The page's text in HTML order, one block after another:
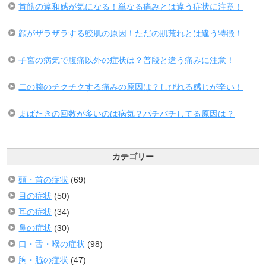
首筋の違和感が気になる！単なる痛みとは違う症状に注意！
顔がザラザラする鮫肌の原因！ただの肌荒れとは違う特徴！
子宮の病気で腹痛以外の症状は？普段と違う痛みに注意！
二の腕のチクチクする痛みの原因は？しびれる感じが辛い！
まばたきの回数が多いのは病気？パチパチしてる原因は？
カテゴリー
頭・首の症状 (69)
目の症状 (50)
耳の症状 (34)
鼻の症状 (30)
口・舌・喉の症状 (98)
胸・脇の症状 (47)